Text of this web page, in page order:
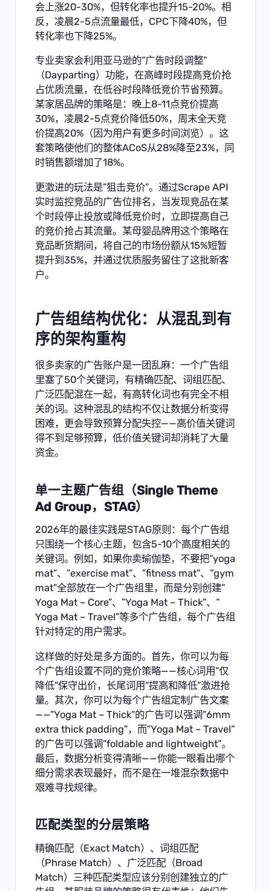
会上涨20-30%，但转化率也提升15-20%。相
反，凌晨2-5点流量最低，CPC下降40%，但
转化率也下降25%。
专业卖家会利用亚马逊的”广告时段调整”
（Dayparting）功能，在高峰时段提高竞价抢
占优质流量，在低谷时段降低竞价节省预算。
某家居品牌的策略是：晚上8-11点竞价提高
30%，凌晨2-5点竞价降低50%，周末全天竞
价提高20%（因为用户有更多时间浏览）。这
套策略使他们的整体ACoS从28%降至23%，同
时销售额增加了18%。
更激进的玩法是”狙击竞价”。通过Scrape API
实时监控竞品的广告位排名，当发现竞品在某
个时段停止投放或降低竞价时，立即提高自己
的竞价抢占其流量。某母婴品牌用这个策略在
竞品断货期间，将自己的市场份额从15%短暂
提升到35%，并通过优质服务留住了这批新客
户。
广告组结构优化：从混乱到有
序的架构重构
很多卖家的广告账户是一团乱麻：一个广告组
里塞了50个关键词，有精确匹配、词组匹配、
广泛匹配混在一起，有高转化词也有完全不相
关的词。这种混乱的结构不仅让数据分析变得
困难，更会导致预算分配失控——高价值关键词
得不到足够预算，低价值关键词却消耗了大量
资金。
单一主题广告组（Single Theme
Ad Group，STAG）
2026年的最佳实践是STAG原则：每个广告组
只围绕一个核心主题，包含5-10个高度相关的
关键词。例如，如果你卖瑜伽垫，不要把”yoga
mat”、”exercise mat”、”fitness mat”、”gym
mat”全部放在一个广告组里，而是分别创建”
Yoga Mat – Core”、”Yoga Mat – Thick”、”
Yoga Mat – Travel”等多个广告组，每个广告组
针对特定的用户需求。
这样做的好处是多方面的。首先，你可以为每
个广告组设置不同的竞价策略——核心词用”仅
降低”保守出价，长尾词用”提高和降低”激进抢
量。其次，你可以为每个广告组定制广告文案
——”Yoga Mat – Thick”的广告可以强调”6mm
extra thick padding”，而”Yoga Mat – Travel”
的广告可以强调”foldable and lightweight”。
最后，数据分析变得清晰——你能一眼看出哪个
细分需求表现最好，而不是在一堆混杂数据中
艰难寻找规律。
匹配类型的分层策略
精确匹配（Exact Match）、词组匹配
（Phrase Match）、广泛匹配（Broad
Match）三种匹配类型应该分别创建独立的广